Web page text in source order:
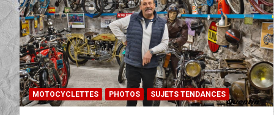
MOTOCYCLETTES PHOTOS SUJETS TENDANCES